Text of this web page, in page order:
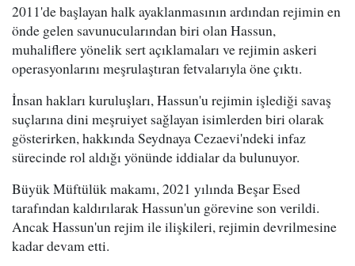
2011'de başlayan halk ayaklanmasının ardından rejimin en
önde gelen savunucularından biri olan Hassun,
muhaliflere yönelik sert açıklamaları ve rejimin askeri
operasyonlarını meşrulaştıran fetvalarıyla öne çıktı.
İnsan hakları kuruluşları, Hassun'u rejimin işlediği savaş
suçlarına dini meşruiyet sağlayan isimlerden biri olarak
gösterirken, hakkında Seydnaya Cezaevi'ndeki infaz
sürecinde rol aldığı yönünde iddialar da bulunuyor.
Büyük Müftülük makamı, 2021 yılında Beşar Esed
tarafından kaldırılarak Hassun'un görevine son verildi.
Ancak Hassun'un rejim ile ilişkileri, rejimin devrilmesine
kadar devam etti.